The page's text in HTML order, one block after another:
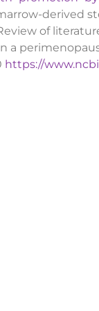
derived
of
https://